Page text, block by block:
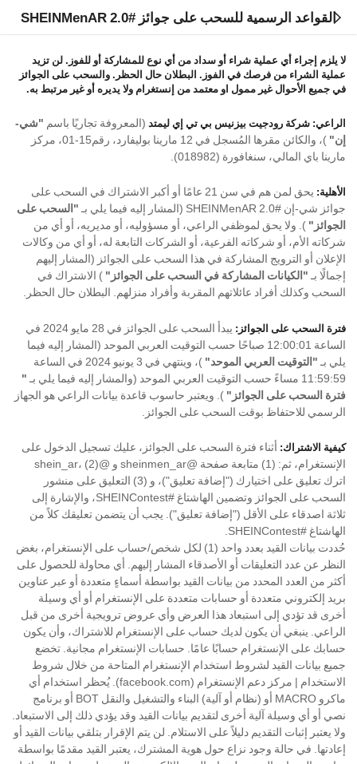
القواعد الرسمية للسحب على جوائز #SHEINMenAR 2.0
لا يلزم إجراء أي عملية شراء أو سداد من أي نوع للمشاركة أو للفوز. لن تزيد
عملية الشراء من فرصك في الفوز. البطلان حال الحظر. والسحب على الجوائز
في جميع الأحوال غير ممول او معتمد من إنستغرام ولا يديره أو غير مرتبط به.
الراعي: شركة رودجيت بيزنيس بي تي إي ليمتد (المعروفة تجاريًا باسم "شي-
إن"
)، والكائن مقرها المُسجل في 12 مارينا بوليفارد، رقم15-01، مركز
مارينا باي المالي، سنغافورة (018982).
الأهلية:
يحق لمن هم في سن 21 عامًا أو أكبر الاشتراك في السحب على
جوائز شي-إن #SHEINMenAR 2.0 (المشار إليه فيما يلي بـ
"السحب على
الجوائز"). ولا يحق لموظفي الراعي، أو مسؤوليه، أو مديريه، أو أي من
شركاته الأم، أو شركاته الفرعية، أو الشركات التابعة له، أو أي من وكالات
الإعلان أو الترويج المشاركة في هذا السحب على الجوائز (المشار إليهم
إجمالًا بـ "الكيانات المشاركة في السحب على الجوائز") الاشتراك في
السحب وكذلك أفراد عائلاتهم المقربة وأفراد منزلهم. البطلان حال الحظر.
فترة السحب على الجوائز:
يبدأ السحب على الجوائز في 28 مايو 2024 في
الساعة 12:00:01 صباحًا حسب التوقيت العربي الموحد (المشار إليه فيما
يلي بـ "التوقيت العربي الموحد"
)، وينتهي في 3 يونيو 2024 في الساعة
11:59:59 مساءً حسب التوقيت العربي الموحد (والمشار إليه فيما يلي بـ
"
فترة السحب على الجوائز"). ويعتبر حاسوب قاعدة بيانات الراعي هو الجهاز
الرسمي للاحتفاظ بوقت السحب على الجوائز.
كيفية الاشتراك: أثناء فترة السحب على الجوائز، عليك تسجيل الدخول على
الإنستغرام، ثم: (1) متابعة صفحة @sheinmen_ar و @shein_ar، (2)
اترك تعليق على اختيارك ("إضافة تعليق")، و (3) التعليق على منشور
السحب على الجوائز وتضمين الهاشتاغ #SHEINContest، والإشارة إلى
ثلاثة اصدقاء على الأقل ("إضافة تعليق"). يجب أن يتضمن تعليقك كلاً من
الهاشتاغ #SHEINContest.
حُددت بيانات القيد بعدد واحد (1) لكل شخص/حساب على الإنستغرام، بغض
النظر عن عدد التعليقات أو الأصدقاء المشار إليهم. أي محاولة للحصول على
أكثر من العدد المحدد من بيانات القيد بواسطة أسماءٍ متعددة أو عبر عناوين
بريد إلكتروني متعددة أو حسابات متعددة على الإنستغرام أو أي وسيلة
أخرى قد تؤدي إلى استبعاد هذا العرض وأي عروض ترويجية أخرى من قبل
الراعي. ينبغي أن يكون لديك حساب على الإنستغرام للاشتراك، وأن يكون
حسابك على الإنستغرام حسابًا عامًا. حسابات الإنستغرام مجانية. تخضع
جميع بيانات القيد لشروط استخدام الإنستغرام المتاحة من خلال شروط
الاستخدام | مركز دعم الإنستغرام (facebook.com). يُحظر استخدام أي
ماكرو MACRO أو (نظام أو آلية) البناء والتشغيل والنقل BOT أو برنامج
نصي أو أي وسيلة آلية أخرى لتقديم بيانات القيد وقد يؤدي ذلك إلى الاستبعاد.
ولا يعتبر إثبات التقديم دليلاً على الاستلام. لن يتم الإقرار بتلقي بيانات القيد أو
إعادتها. في حالة وجود نزاع حول هوية المشترك، يعتبر القيد مقدمًا بواسطة